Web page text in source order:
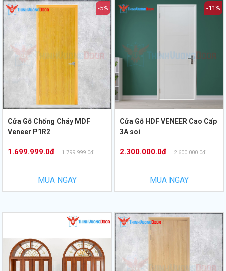
-5%
Cửa Gỗ Chống Cháy MDF
Veneer P1R2
1.699.999.0đ 1.799.999.0đ
MUA NGAY
-11%
Cửa Gỗ HDF VENEER Cao Cấp
3A soi
2.300.000.0đ 2.600.000.0đ
MUA NGAY